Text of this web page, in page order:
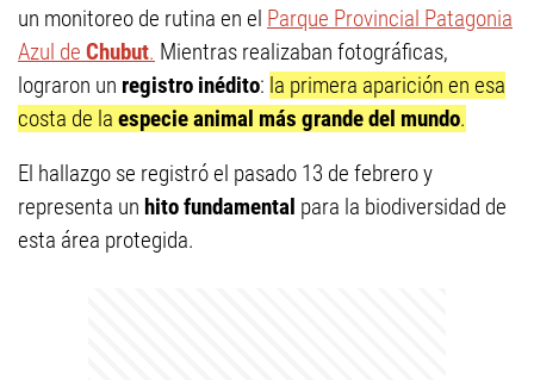
un monitoreo de rutina en el Parque Provincial Patagonia
Azul de Chubut. Mientras realizaban fotográficas,
lograron un registro inédito: la primera aparición en esa
costa de la especie animal más grande del mundo.
El hallazgo se registró el pasado 13 de febrero y
representa un hito fundamental para la biodiversidad de
esta área protegida.